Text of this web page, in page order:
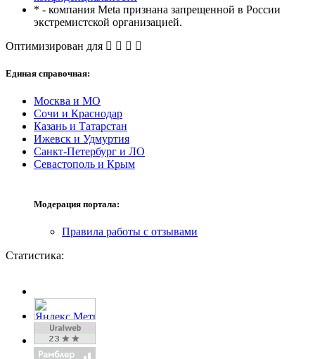
* - компания Meta признана запрещенной в России
экстремистской организацией.
Оптимизирован для
Единая справочная:
Москва и МО
Сочи и Краснодар
Казань и Татарстан
Ижевск и Удмуртия
Санкт-Петербург и ЛО
Севастополь и Крым
Модерация портала:
Правила работы с отзывами
Статистика: